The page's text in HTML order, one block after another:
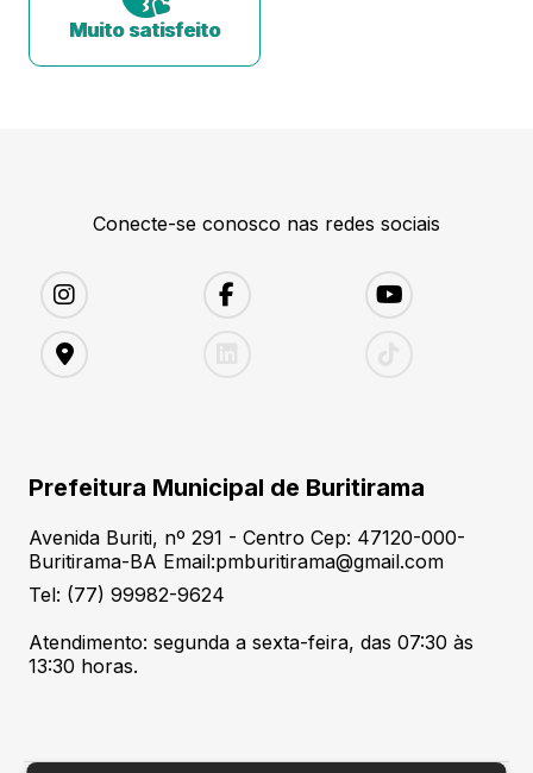
Muito satisfeito
Conecte-se conosco nas redes sociais
Prefeitura Municipal de Buritirama
Avenida Buriti, nº 291 - Centro Cep: 47120-000-
Buritirama-BA Email:pmburitirama@gmail.com
Tel: (77) 99982-9624
Atendimento: segunda a sexta-feira, das 07:30 às
13:30 horas.